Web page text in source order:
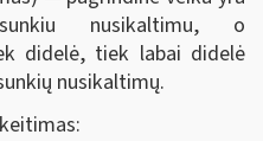
nusikaltimu, o
didelė, tiek labai didelė
nusikaltimų.